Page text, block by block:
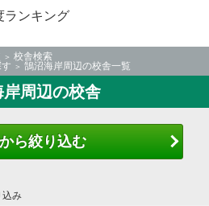
ランキング
校舎検索
鵠沼海岸周辺の校舎一覧
岸周辺の校舎
ら絞り込む
み